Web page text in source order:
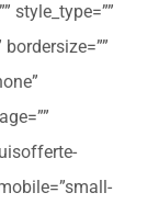
style_type=””
bordersize=””